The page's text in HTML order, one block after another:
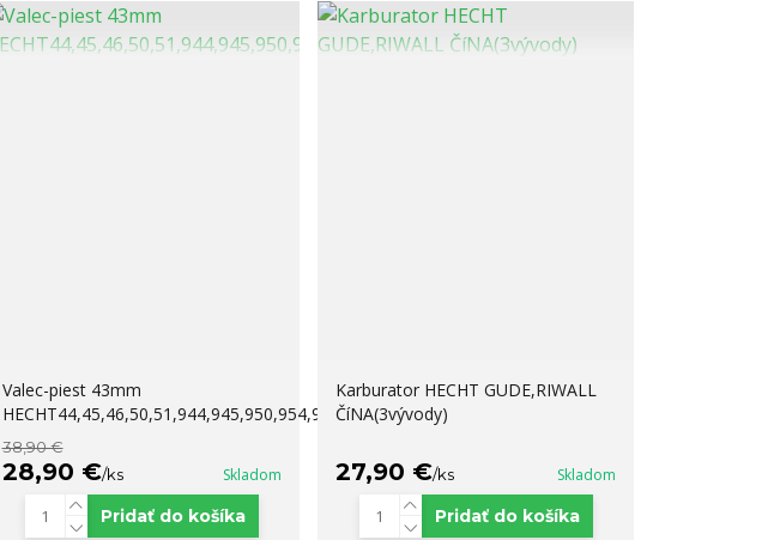
Valec-piest 43mm
HECHT44,45,46,50,51,944,945,950,954,956
38,90 €
28,90 €/ks Skladom
Pridať do košíka
Karburator HECHT GUDE,RIWALL
ČíNA(3vývody)
27,90 €/ks Skladom
Pridať do košíka